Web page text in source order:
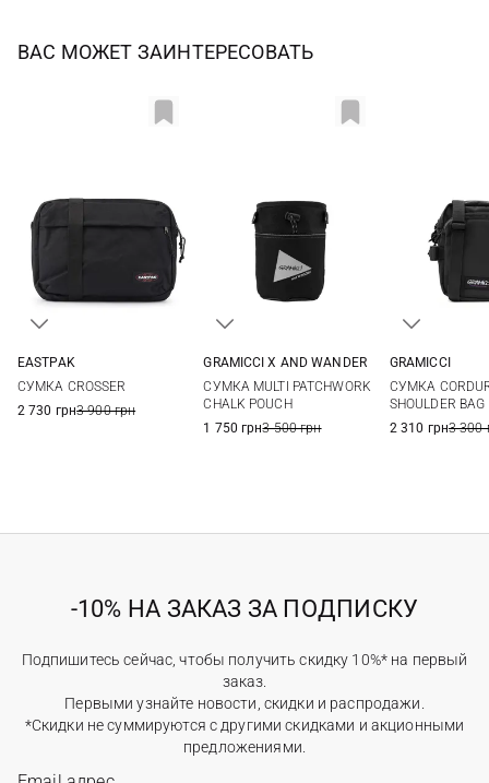
ВАС МОЖЕТ ЗАИНТЕРЕСОВАТЬ
EASTPAK
СУМКА CROSSER
2 730 грн3 900 грн
GRAMICCI X AND WANDER
СУМКА MULTI PATCHWORK
CHALK POUCH
1 750 грн3 500 грн
GRAMICCI
СУМКА
SHOULDER BAG
2 310 грн3 300
-10% НА ЗАКАЗ ЗА ПОДПИСКУ
Подпишитесь сейчас, чтобы получить скидку 10%* на первый
заказ.
Первыми узнайте новости, скидки и распродажи.
*Скидки не суммируются с другими скидками и акционными
предложениями.